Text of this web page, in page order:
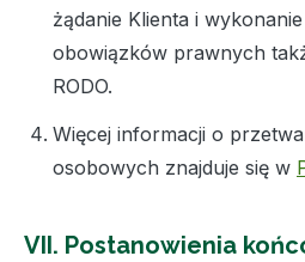
żądanie Klienta i
obowiązków prawnych
RODO.
Więcej informacji o
osobowych znajduje się w
VII. Postanowienia